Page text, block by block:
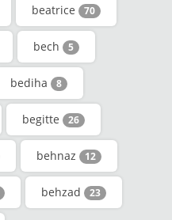
beatrice 70
bech 5
bediha 8
begitte 26
behnaz 12
behzad 23